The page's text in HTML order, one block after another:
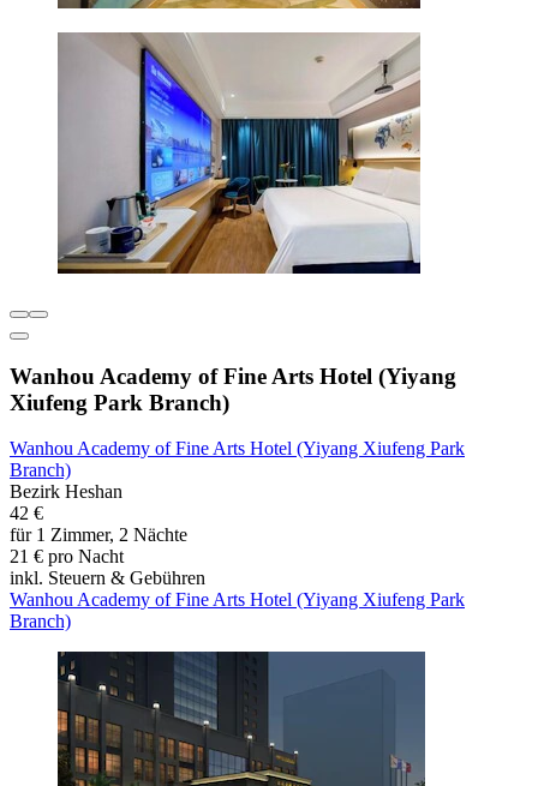
Wanhou Academy of Fine Arts Hotel (Yiyang
Xiufeng Park Branch)
Wanhou Academy of Fine Arts Hotel (Yiyang Xiufeng Park
Branch)
Bezirk Heshan
42 €
für 1 Zimmer, 2 Nächte
21 € pro Nacht
inkl. Steuern & Gebühren
Wanhou Academy of Fine Arts Hotel (Yiyang Xiufeng Park
Branch)